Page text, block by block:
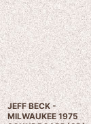
JEFF BECK -
MILWAUKEE 1975